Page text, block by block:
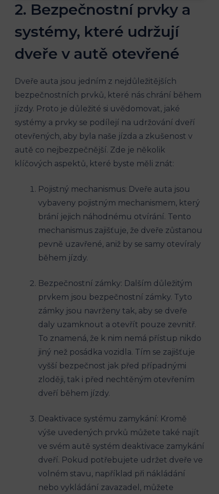
2. Bezpečnostní prvky a
systémy, které udržují
dveře v⁣ autě otevřené
Dveře auta jsou jedním⁣ z nejdůležitějších
bezpečnostních prvků, které nás chrání během
jízdy. Proto je důležité si ⁤uvědomovat, jaké⁢
systémy a prvky⁢ se podílejí⁢ na udržování dveří
otevřených, aby ⁣byla naše jízda a zkušenost ⁤v
autě co nejbezpečnější. Zde je několik
klíčových aspektů, které byste měli znát:
Pojistný mechanismus: Dveře auta jsou
vybaveny pojistným⁣ mechanismem, který
brání jejich náhodnému otvírání. Tento
mechanismus zajišťuje, že dveře zůstanou
pevně uzavřené, ⁢aniž by se samy⁢ otevíraly
během jízdy.
Bezpečnostní zámky: Dalším důležitým
prvkem ⁤jsou bezpečnostní zámky. Tyto
zámky jsou⁢ navrženy tak, aby se dveře
daly uzamknout a otevřít pouze zevnitř.
To znamená, že k nim nemá přístup nikdo
jiný než⁣ posádka vozidla. Tím⁤ se zajišťuje
vyšší bezpečnost jak před ​případnými
⁣zloději, tak i‌ před‌ nechtěným otevřením
dveří během jízdy.
Deaktivace systému zamykání: Kromě
výše uvedených prvků můžete také najít
ve svém autě systém ‍deaktivace zamykání⁣
dveří. Pokud potřebujete udržet dveře ve
volném stavu, například při nákládání
nebo vykládání zavazadel, můžete‍